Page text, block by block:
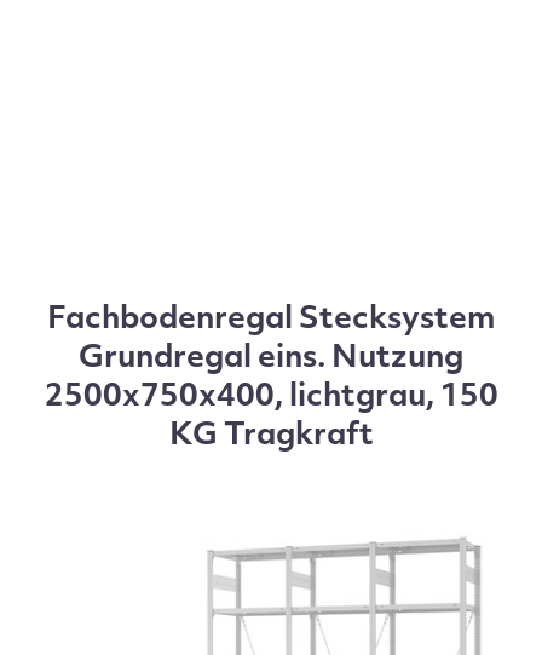
Fachbodenregal Stecksystem
Grundregal eins. Nutzung
2500x750x400, lichtgrau, 150
KG Tragkraft